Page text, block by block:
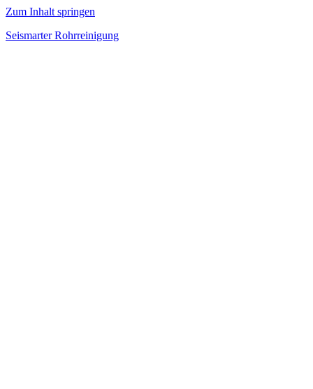
Zum Inhalt springen
Seismarter Rohrreinigung